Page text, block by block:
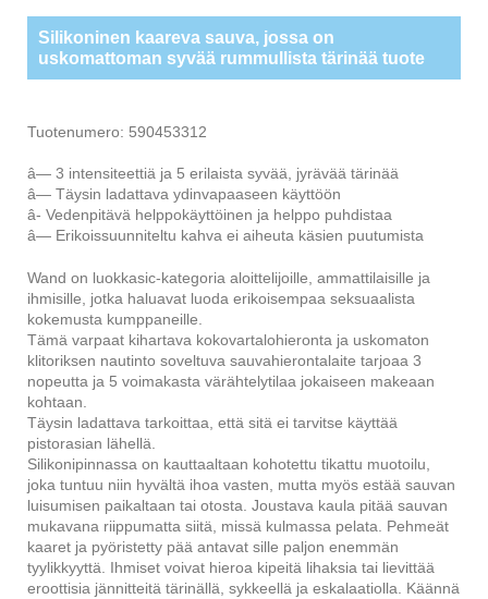
Silikoninen kaareva sauva, jossa on
uskomattoman syvää rummullista tärinää tuote
Tuotenumero: 590453312
â— 3 intensiteettiä ja 5 erilaista syvää, jyrävää tärinää
â— Täysin ladattava ydinvapaaseen käyttöön
â- Vedenpitävä helppokäyttöinen ja helppo puhdistaa
â— Erikoissuunniteltu kahva ei aiheuta käsien puutumista
Wand on luokkasic-kategoria aloittelijoille, ammattilaisille ja
ihmisille, jotka haluavat luoda erikoisempaa seksuaalista
kokemusta kumppaneille.
Tämä varpaat kihartava kokovartalohieronta ja uskomaton
klitoriksen nautinto soveltuva sauvahierontalaite tarjoaa 3
nopeutta ja 5 voimakasta värähtelytilaa jokaiseen makeaan
kohtaan.
Täysin ladattava tarkoittaa, että sitä ei tarvitse käyttää
pistorasian lähellä.
Silikonipinnassa on kauttaaltaan kohotettu tikattu muotoilu,
joka tuntuu niin hyvältä ihoa vasten, mutta myös estää sauvan
luisumisen paikaltaan tai otosta. Joustava kaula pitää sauvan
mukavana riippumatta siitä, missä kulmassa pelata. Pehmeät
kaaret ja pyöristetty pää antavat sille paljon enemmän
tyylikkyyttä. Ihmiset voivat hieroa kipeitä lihaksia tai lievittää
eroottisia jännitteitä tärinällä, sykkeellä ja eskalaatiolla. Käännä